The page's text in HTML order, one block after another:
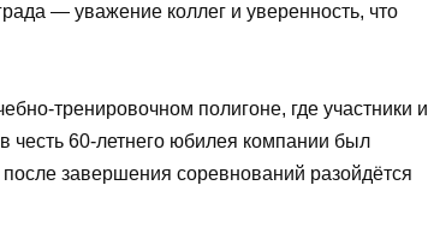
— уважение коллег и уверенность, что
тренировочном полигоне, где участники и
честь 60-летнего юбилея компании был
завершения соревнований разойдётся